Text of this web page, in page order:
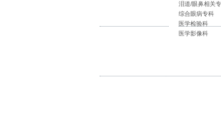
泪道/眼鼻相关
综合眼病专科
医学检验科
医学影像科